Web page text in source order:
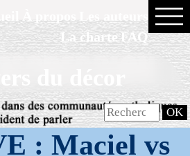
La charte FAQ
du décor
: Maciel vs